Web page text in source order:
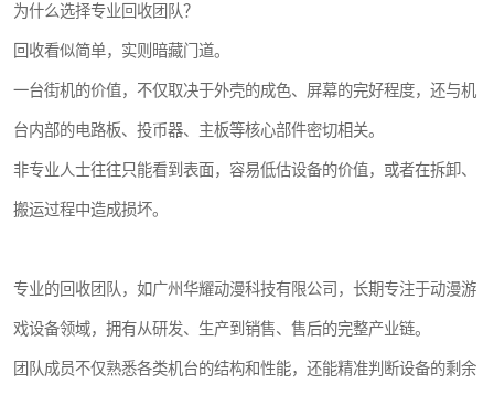
为什么选择专业回收团队？
回收看似简单，实则暗藏门道。
一台街机的价值，不仅取决于外壳的成色、屏幕的完好程度，还与机
台内部的电路板、投币器、主板等核心部件密切相关。
非专业人士往往只能看到表面，容易低估设备的价值，或者在拆卸、
搬运过程中造成损坏。
专业的回收团队，如广州华耀动漫科技有限公司，长期专注于动漫游
戏设备领域，拥有从研发、生产到销售、售后的完整产业链。
团队成员不仅熟悉各类机台的结构和性能，还能精准判断设备的剩余